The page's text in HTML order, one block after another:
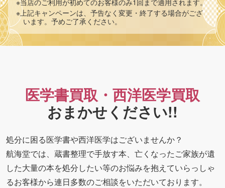
※上記キャンペーンは、予告なく変更・終了する場合がござ
います。予めご了承ください。
医学書買取・西洋医学買取
おまかせください!!
処分に困る医学書や西洋医学はございませんか？
航海堂では、蔵書整理で手放す本、亡くなったご家族が遺
した大量の本を処分したい等のお悩みを抱えていらっしゃ
るお客様から連日多数のご相談をいただいております。